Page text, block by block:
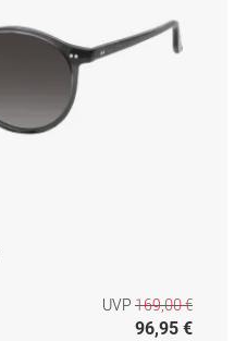
UVP 169,00 €
96,95 €